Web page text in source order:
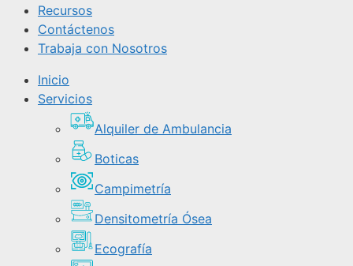
Recursos
Contáctenos
Trabaja con Nosotros
Inicio
Servicios
Alquiler de Ambulancia
Boticas
Campimetría
Densitometría Ósea
Ecografía